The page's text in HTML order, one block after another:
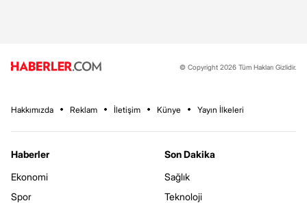
© Copyright 2026 Tüm Hakları Gizlidir.
Hakkımızda Reklam İletişim Künye Yayın İlkeleri
Haberler
Ekonomi
Spor
Son Dakika
Sağlık
Teknoloji